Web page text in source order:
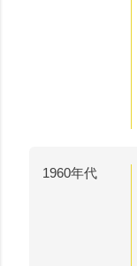
1960年代